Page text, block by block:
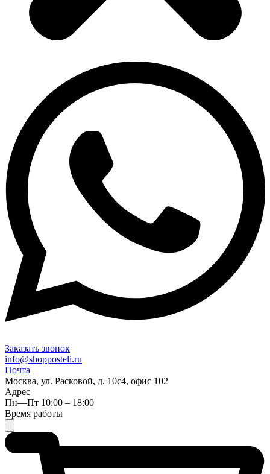
Заказать звонок
info@shopposteli.ru
Почта
Москва, ул. Расковой, д. 10с4, офис 102
Адрес
Пн—Пт 10:00 – 18:00
Время работы